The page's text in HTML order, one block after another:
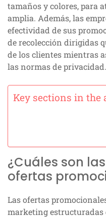
tamaños y colores, para
amplia. Además, las
efectividad de sus
de recolección dirigidas
de los clientes mientras
las normas de privacidad.
Key sections in the
¿Cuáles son
ofertas
Las ofertas
marketing estructuradas